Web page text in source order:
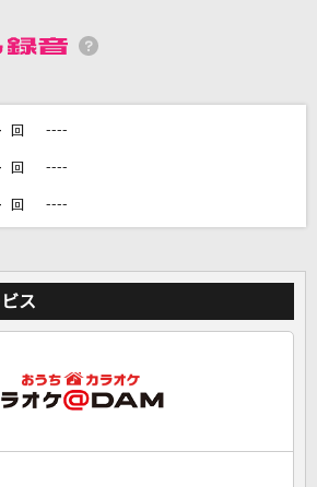
に会員登録・ログインして
回 ----
回 ----
回 ----
ス